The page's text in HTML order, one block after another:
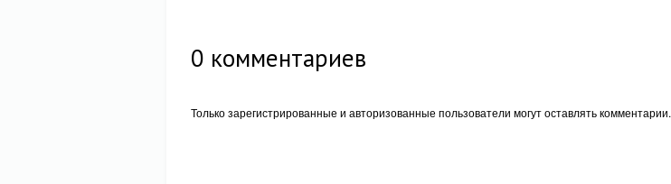
0 комментариев
Только зарегистрированные и авторизованные пользователи могут оставлять комментарии.